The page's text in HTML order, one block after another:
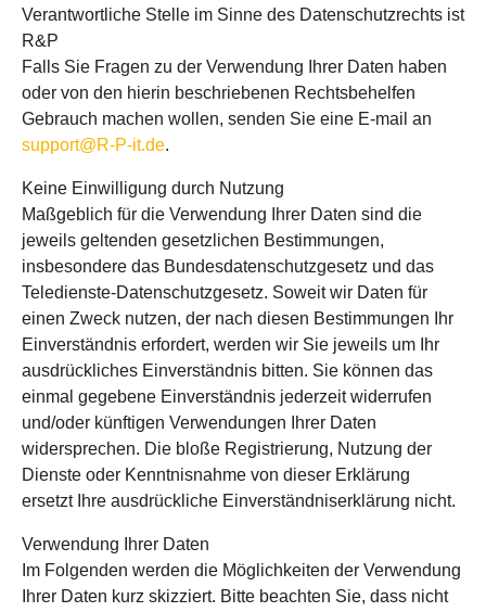
Verantwortliche Stelle im Sinne des Datenschutzrechts ist
R&P
Falls Sie Fragen zu der Verwendung Ihrer Daten haben
oder von den hierin beschriebenen Rechtsbehelfen
Gebrauch machen wollen, senden Sie eine E-mail an
support@R-P-it.de.
Keine Einwilligung durch Nutzung
Maßgeblich für die Verwendung Ihrer Daten sind die
jeweils geltenden gesetzlichen Bestimmungen,
insbesondere das Bundesdatenschutzgesetz und das
Teledienste-Datenschutzgesetz. Soweit wir Daten für
einen Zweck nutzen, der nach diesen Bestimmungen Ihr
Einverständnis erfordert, werden wir Sie jeweils um Ihr
ausdrückliches Einverständnis bitten. Sie können das
einmal gegebene Einverständnis jederzeit widerrufen
und/oder künftigen Verwendungen Ihrer Daten
widersprechen. Die bloße Registrierung, Nutzung der
Dienste oder Kenntnisnahme von dieser Erklärung
ersetzt Ihre ausdrückliche Einverständniserklärung nicht.
Verwendung Ihrer Daten
Im Folgenden werden die Möglichkeiten der Verwendung
Ihrer Daten kurz skizziert. Bitte beachten Sie, dass nicht